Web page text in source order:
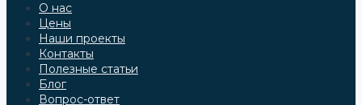
О нас
Цены
Наши проекты
Контакты
Полезные статьи
Блог
Вопрос-ответ